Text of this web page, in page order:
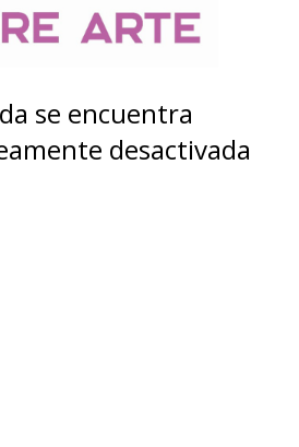
se encuentra
desactivada